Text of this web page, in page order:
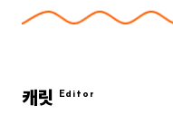
캐릿